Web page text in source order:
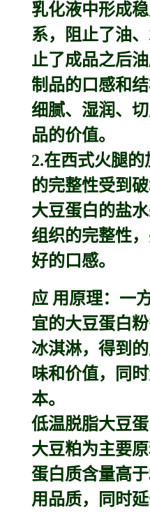
乳化液中形成
系，阻止了油
止了成品之后
制品的口感和
细腻、湿润、
品的价值。
2.在西式火腿
的完整性受到
大豆蛋白的盐
组织的完整性
好的口感。
应 用原理：一
宜的大豆蛋白
冰淇淋，得到
味和价值，同
本。
低温脱脂大豆
大豆粕为主要
蛋白质含量高
用品质，同时